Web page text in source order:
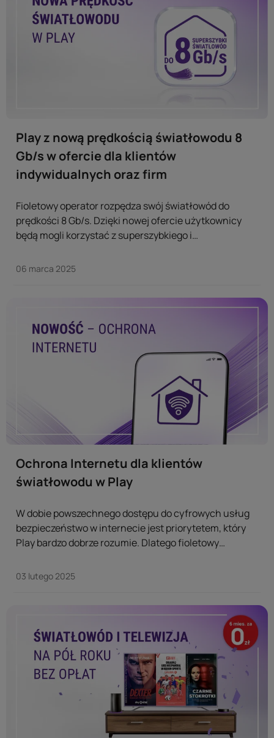
Play z nową prędkością światłowodu 8
Gb/s w ofercie dla klientów
indywidualnych oraz firm
Fioletowy operator rozpędza swój światłowód do
prędkości 8 Gb/s. Dzięki nowej ofercie użytkownicy
będą mogli korzystać z superszybkiego i
W wiosennej ofercie Play zarówno na klientów
06 marca 2025
Ochrona Internetu dla klientów
światłowodu w Play
W dobie powszechnego dostępu do cyfrowych usług
bezpieczeństwo w internecie jest priorytetem, który
Play bardzo dobrze rozumie. Dlatego fioletowy
ochronę w sieci wprowadzając usługę skierowaną do
03 lutego 2025